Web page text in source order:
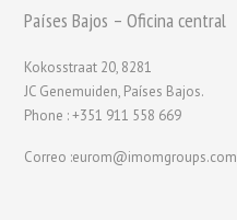
Países Bajos – Oficina central
Kokosstraat 20, 8281
JC Genemuiden, Países Bajos.
Phone : +351 911 558 669
Correo :eurom@imomgroups.com